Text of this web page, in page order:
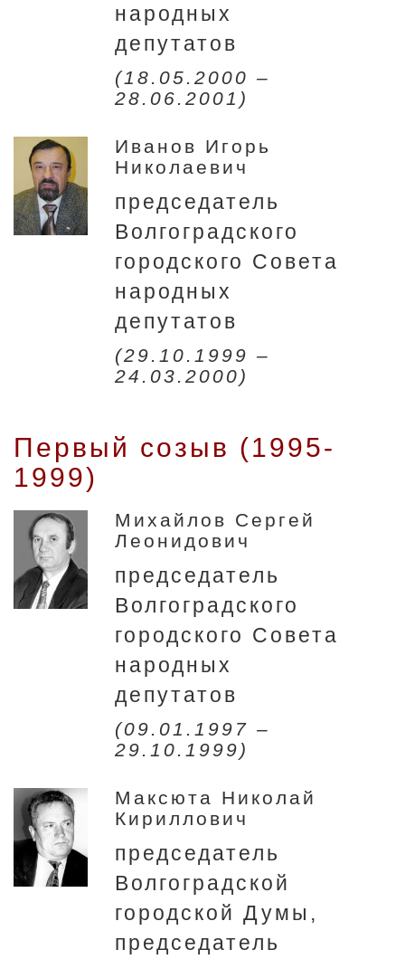
народных
депутатов
(18.05.2000 –
28.06.2001)
Иванов Игорь
Николаевич
председатель
Волгоградского
городского Совета
народных
депутатов
(29.10.1999 –
24.03.2000)
Первый созыв (1995-
1999)
Михайлов Сергей
Леонидович
председатель
Волгоградского
городского Совета
народных
депутатов
(09.01.1997 –
29.10.1999)
Максюта Николай
Кириллович
председатель
Волгоградской
городской Думы,
председатель